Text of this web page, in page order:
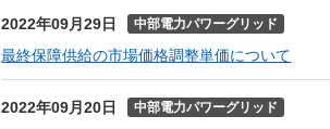
2022年09月29日 中部電力パワーグリッド
最終保障供給の市場価格調整単価について
2022年09月20日 中部電力パワーグリッド